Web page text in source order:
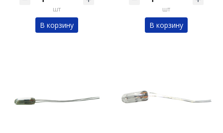
шт
В корзину
шт
В корзину